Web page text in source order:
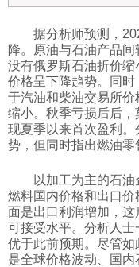
据分析师预测，
降。原油与石油产品
没有俄罗斯石油折价
价格呈下降趋势。同
于汽油和柴油交易所
缩小。秋季亏损后后
现夏季以来首次盈利
势，但同时指出燃油零
以加工为主的石
燃料国内价格和出口
面是出口利润增加，
可接受水平。分析人
优于此前预期。尽管
是全球价格波动、国